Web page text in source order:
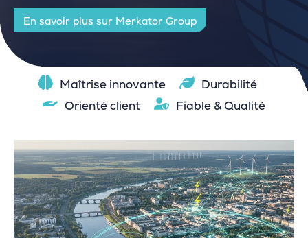
En savoir plus sur Merkator Group
Maîtrise innovante
Durabilité
Orienté client
Fiable & Qualité